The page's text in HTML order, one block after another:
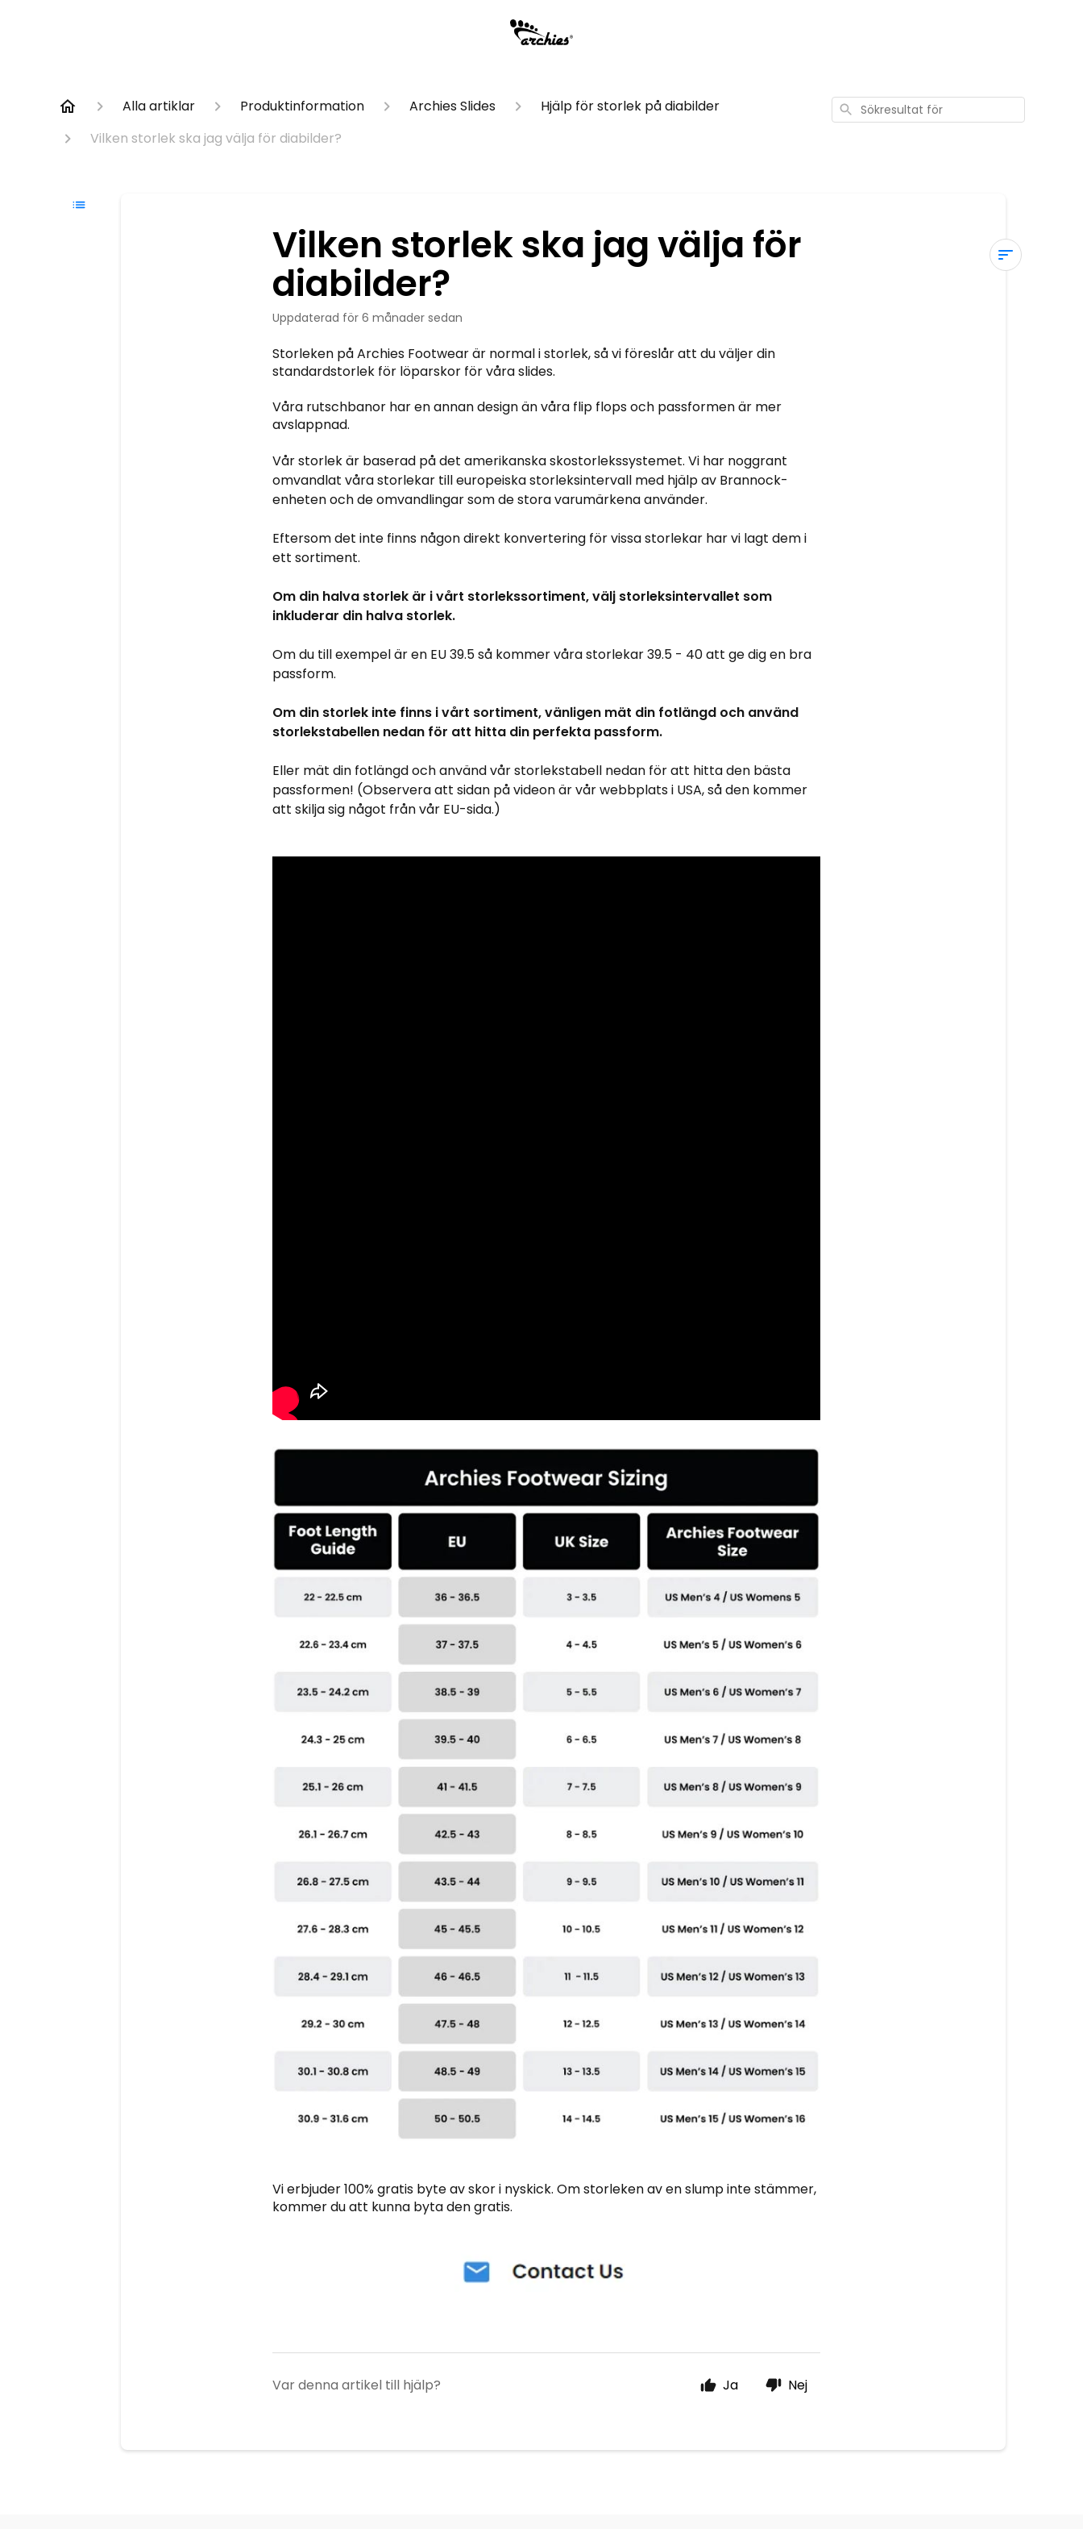
Alla artiklar Produktinformation Archies Slides
Hjälp för storlek på diabilder
Vilken storlek ska jag välja för diabilder?
Sökresultat
för
Vilken storlek ska jag välja för
diabilder?
Uppdaterad för 6 månader sedan
Storleken på Archies Footwear är normal i storlek, så vi föreslår att du väljer din
standardstorlek för löparskor för våra slides.
Våra rutschbanor har en annan design än våra flip flops och passformen är mer
avslappnad.
Vår storlek är baserad på det amerikanska skostorlekssystemet. Vi har noggrant
omvandlat våra storlekar till europeiska storleksintervall med hjälp av Brannock-
enheten och de omvandlingar som de stora varumärkena använder.
Eftersom det inte finns någon direkt konvertering för vissa storlekar har vi lagt dem i
ett sortiment.
Om din halva storlek är i vårt storlekssortiment, välj storleksintervallet som
inkluderar din halva storlek.
Om du till exempel är en EU 39.5 så kommer våra storlekar 39.5 - 40 att ge dig en bra
passform.
Om din storlek inte finns i vårt sortiment, vänligen mät din fotlängd och använd
storlekstabellen nedan för att hitta din perfekta passform.
Eller mät din fotlängd och använd vår storlekstabell nedan för att hitta den bästa
passformen! (Observera att sidan på videon är vår webbplats i USA, så den kommer
att skilja sig något från vår EU-sida.)
Vi erbjuder 100% gratis byte av skor i nyskick. Om storleken av en slump inte stämmer,
kommer du att kunna byta den gratis.
Var denna artikel till hjälp? Ja Nej